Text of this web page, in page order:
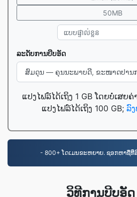
50MB
ລະດັບການບີບອັດ
ແປງໄຟລ໌ໄດ້ເຖິງ 1 GB ໂດຍບໍ່ເສຍ
ແປງໄຟລ໌ໄດ້ເຖິງ 100 GB; ລົ
- 800+ ໂດເມນຂະຫຍາຍ. ຊອກຫາຊື່ທີ່
ວິທີການບີບອັດ